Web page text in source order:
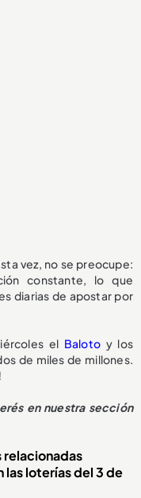
vez, no se preocupe:
constante, lo que
diarias de apostar por
el Balotoy los
de miles de millones.
en nuestra sección
relacionadas
las loterías del 3 de